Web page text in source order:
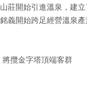
莊開始引進溫泉，建
義開始跨足經營溫泉產
攬金字塔頂端客群